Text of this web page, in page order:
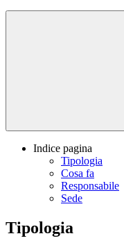
Indice pagina
Tipologia
Cosa fa
Responsabile
Sede
Tipologia